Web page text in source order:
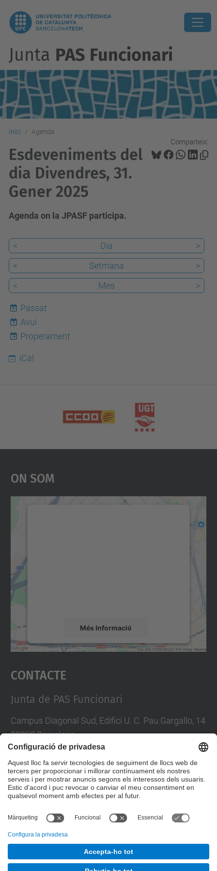
Junta PAS Funcionari
Inici Agenda
Comparteix:
Esdeveniments del
dia Divendres, 31.
Gener 2025
Agenda on la JPASF participa.
< Dia
>
<
Setmana
>
<
Mes >
Passat
9
Avui
Properament
iCal
On Som
Més Informació
Accepta
powered by
Contacte
Junta de PAS Funcionari
Campus Diagonal Sud, Edifici U. C. Pau Gargallo, 14
08028 Barcelona
E-mail :junta.pasf@upc.edu
Formulari de contacte
Junta PAS Funcionari